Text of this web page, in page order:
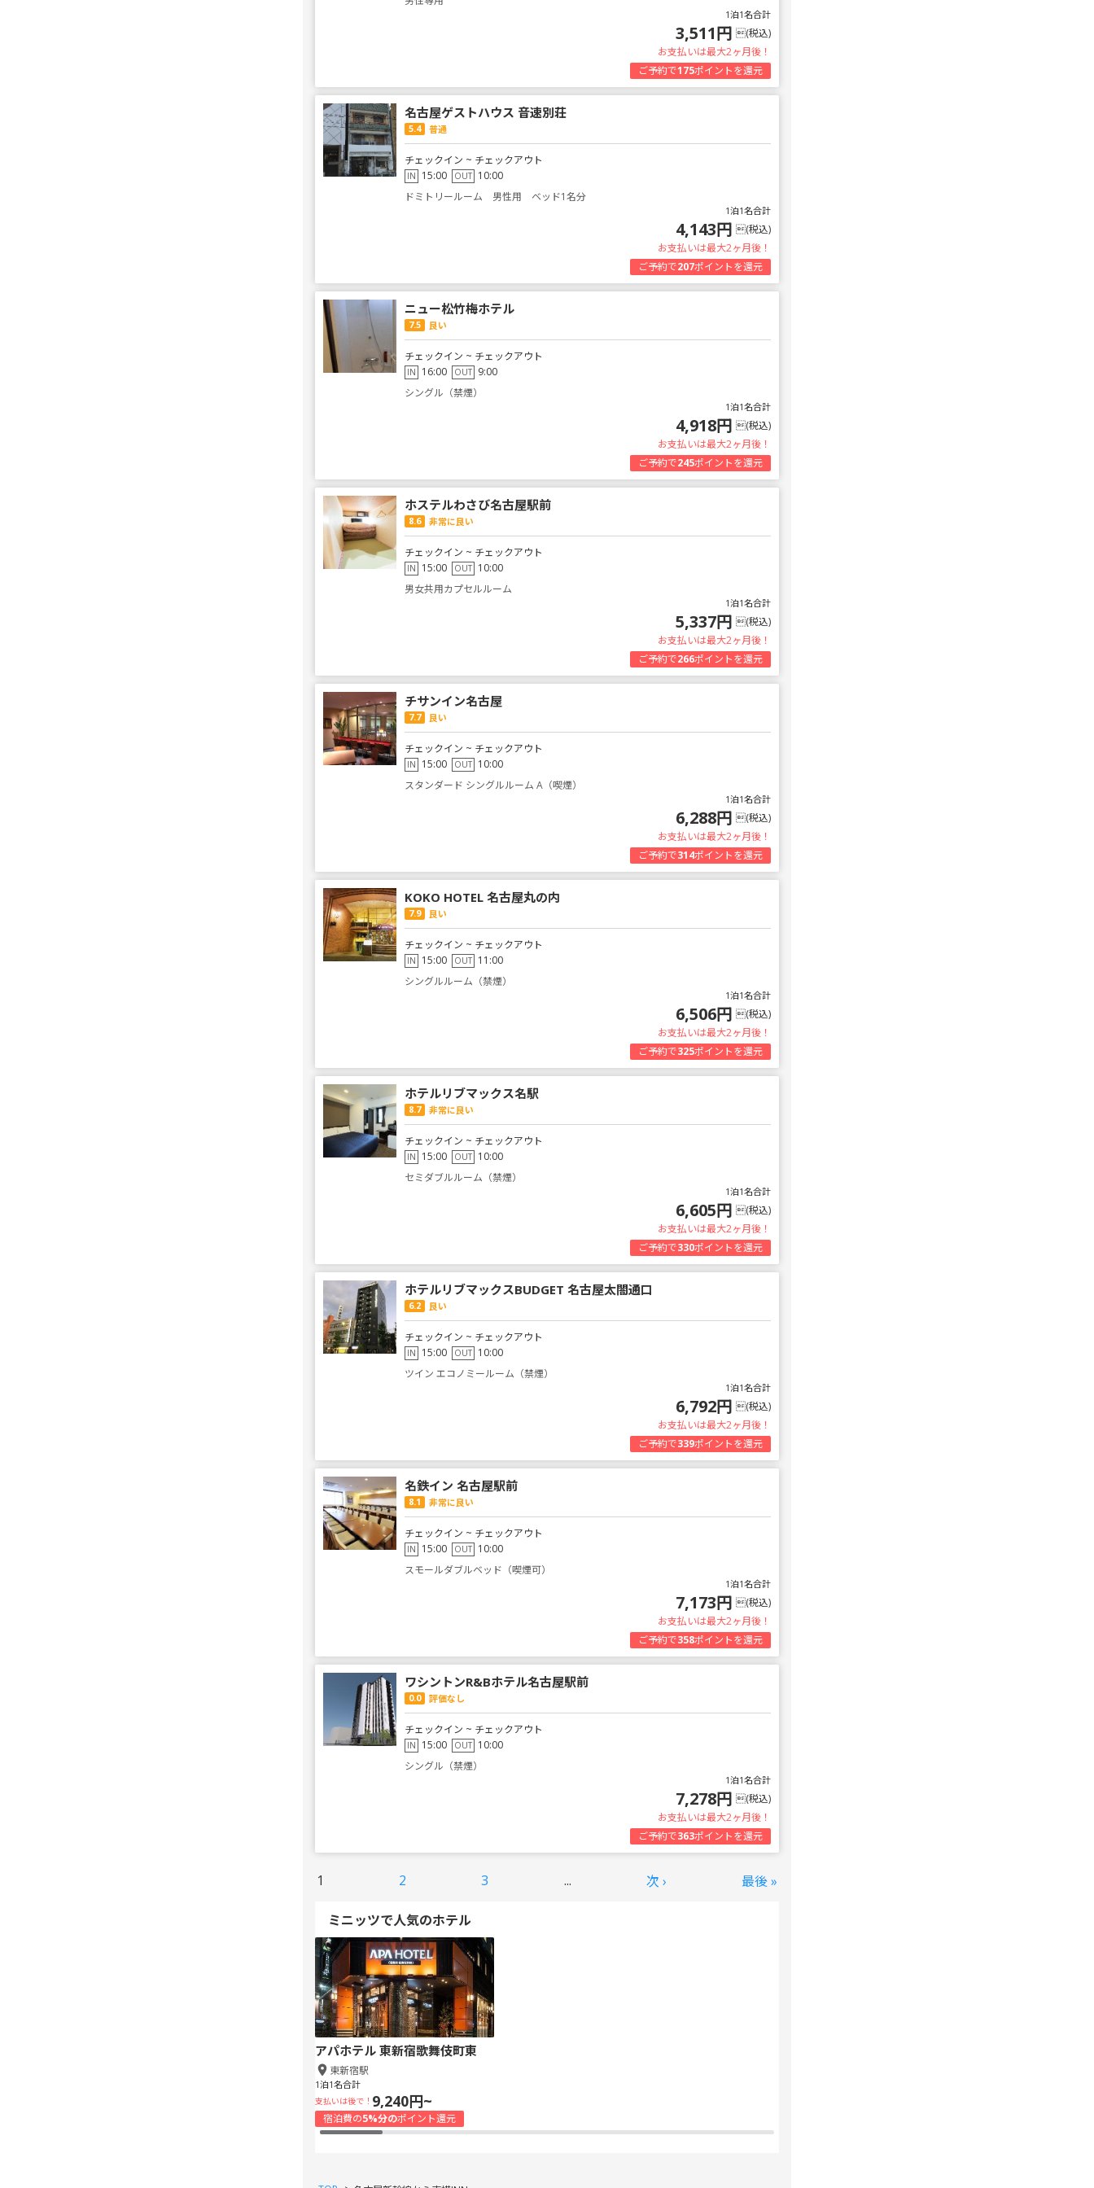
1泊1名合計
3,511円 (税込)
お支払いは最大2ヶ月後！
ご予約で175ポイントを還元
名古屋ゲストハウス 音速別荘
5.4 普通
チェックイン ~ チェックアウト
IN 15:00 OUT 10:00
ドミトリールーム 男性用 ベッド1名分
1泊1名合計
4,143円 (税込)
お支払いは最大2ヶ月後！
ご予約で207ポイントを還元
ニュー松竹梅ホテル
7.5 良い
チェックイン ~ チェックアウト
IN 16:00 OUT 9:00
シングル（禁煙）
1泊1名合計
4,918円 (税込)
お支払いは最大2ヶ月後！
ご予約で245ポイントを還元
ホステルわさび名古屋駅前
8.6 非常に良い
チェックイン ~ チェックアウト
IN 15:00 OUT 10:00
男女共用カプセルルーム
1泊1名合計
5,337円 (税込)
お支払いは最大2ヶ月後！
ご予約で266ポイントを還元
チサンイン名古屋
7.7 良い
チェックイン ~ チェックアウト
IN 15:00 OUT 10:00
スタンダード シングルルーム A（喫煙）
1泊1名合計
6,288円 (税込)
お支払いは最大2ヶ月後！
ご予約で314ポイントを還元
KOKO HOTEL 名古屋丸の内
7.9 良い
チェックイン ~ チェックアウト
IN 15:00 OUT 11:00
シングルルーム（禁煙）
1泊1名合計
6,506円 (税込)
お支払いは最大2ヶ月後！
ご予約で325ポイントを還元
ホテルリブマックス名駅
8.7 非常に良い
チェックイン ~ チェックアウト
IN 15:00 OUT 10:00
セミダブルルーム（禁煙）
1泊1名合計
6,605円 (税込)
お支払いは最大2ヶ月後！
ご予約で330ポイントを還元
ホテルリブマックスBUDGET 名古屋太閤通口
6.2 良い
チェックイン ~ チェックアウト
IN 15:00 OUT 10:00
ツイン エコノミールーム（禁煙）
1泊1名合計
6,792円 (税込)
お支払いは最大2ヶ月後！
ご予約で339ポイントを還元
名鉄イン 名古屋駅前
8.1 非常に良い
チェックイン ~ チェックアウト
IN 15:00 OUT 10:00
スモールダブルベッド（喫煙可）
1泊1名合計
7,173円 (税込)
お支払いは最大2ヶ月後！
ご予約で358ポイントを還元
ワシントンR&Bホテル名古屋駅前
0.0 評価なし
チェックイン ~ チェックアウト
IN 15:00 OUT 10:00
シングル（禁煙）
1泊1名合計
7,278円 (税込)
お支払いは最大2ヶ月後！
ご予約で363ポイントを還元
1 2 3 ... 次 › 最後 »
ミニッツで人気のホテル
アパホテル 東新宿歌舞伎町東
東新宿駅
1泊1名合計
支払いは後で！ 9,240円~
宿泊費の5%分のポイント還元